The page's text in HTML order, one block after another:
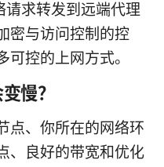
求转发到远端代理
密与访问控制的控
控的上网方式。
慢？
点、你所在的网络环
、良好的带宽和优化